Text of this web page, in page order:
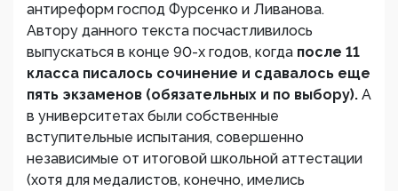
антиреформ господ Фурсенко и Ливанова.
Автору данного текста посчастливилось
выпускаться в конце 90-х годов, когда после 11
класса писалось сочинение и сдавалось еще
пять экзаменов (обязательных и по выбору). А
в университетах были собственные
вступительные испытания, совершенно
независимые от итоговой школьной аттестации
(хотя для медалистов, конечно, имелись